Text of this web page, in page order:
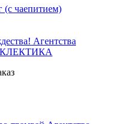
(с чаепитием)